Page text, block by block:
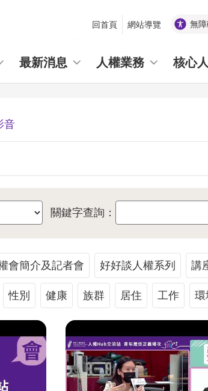
回首頁 網站導覽 無
最新消息 人權業務 核心
音
關鍵字查詢：
會簡介及記者會 好好談人權系列 講
性別 健康 族群 居住 工作 環